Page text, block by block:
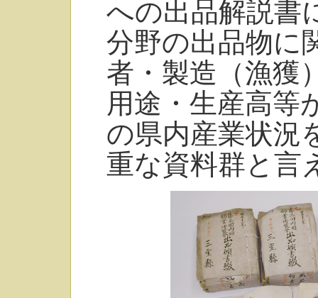
への出品解説書
分野の出品物に
者・製造（漁獲
用途・生産高等
の県内産業状況
重な資料群と言